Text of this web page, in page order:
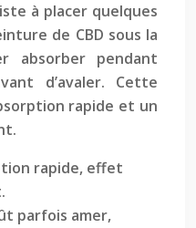
à placer quelques
de CBD sous la
absorber pendant
d’avaler. Cette
rapide et un
rapide, effet
parfois amer,